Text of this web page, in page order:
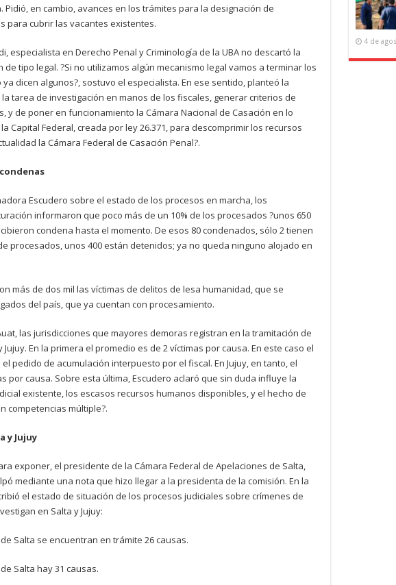
Pidió, en cambio, avances en los trámites para la designación de
para cubrir las vacantes existentes.
especialista en Derecho Penal y Criminología de la UBA no descartó la
tipo legal. ?Si no utilizamos algún mecanismo legal vamos a terminar los
ya dicen algunos?, sostuvo el especialista. En ese sentido, planteó la
tarea de investigación en manos de los fiscales, generar criterios de
y de poner en funcionamiento la Cámara Nacional de Casación en lo
Capital Federal, creada por ley 26.371, para descomprimir los recursos
la Cámara Federal de Casación Penal?.
Escudero sobre el estado de los procesos en marcha, los
informaron que poco más de un 10% de los procesados ?unos 650
condena hasta el momento. De esos 80 condenados, sólo 2 tienen
procesados, unos 400 están detenidos; ya no queda ninguno alojado en
más de dos mil las víctimas de delitos de lesa humanidad, que se
del país, que ya cuentan con procesamiento.
las jurisdicciones que mayores demoras registran en la tramitación de
En la primera el promedio es de 2 víctimas por causa. En este caso el
pedido de acumulación interpuesto por el fiscal. En Jujuy, en tanto, el
por causa. Sobre esta última, Escudero aclaró que sin duda influye la
existente, los escasos recursos humanos disponibles, y el hecho de
competencias múltiple?.
y Jujuy
exponer, el presidente de la Cámara Federal de Apelaciones de Salta,
mediante una nota que hizo llegar a la presidenta de la comisión. En la
el estado de situación de los procesos judiciales sobre crímenes de
en Salta y Jujuy:
de Salta se encuentran en trámite 26 causas.
Salta hay 31 causas.
4 de